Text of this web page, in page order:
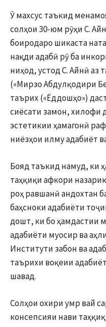
Ӯ махсус таъкид
солҳои 30-юм рӯҳи С.
боиродаро шикаста
нақди адабӣ рӯ ба
ниҳод, устод С. Айнӣ аз
(«Мирзо Абдулқодири
таърих («Ёддошҳо»)
сиёсати замон, хилофи
эстетикии ҳамагонӣ
ниёзҳои илму адабиёт
Бояд таъкид намуд, ки
таҳқиқи афкори
роҳ равшанӣ андохтан
баҳсноки адабиёти
дошт, ки бо ҳамдастии
адабиёти муосир ва
Институти забон ва
таърихи воқеии
шавад.
Солҳои охири умр вай
консепсияи нави